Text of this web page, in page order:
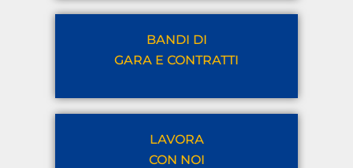
BANDI DI
GARA E CONTRATTI
LAVORA
CON NOI